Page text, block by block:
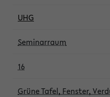
UHG
Seminarraum
16
Grüne Tafel, Fenster,